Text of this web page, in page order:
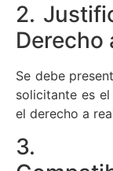
2.
Derecho
Se debe
solicitante es
el derecho a
3.